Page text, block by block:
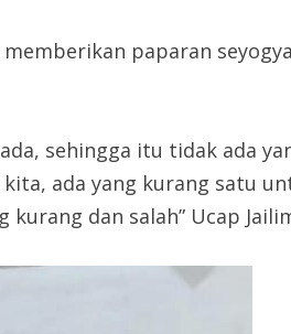
paparan
sehingga itu tidak ada
ada yang kurang satu
dan salah” Ucap